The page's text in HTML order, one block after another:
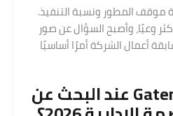
موقف المطور ونسبة التنفيذ.
أكثر وعيًا، وأصبح السؤال عن صور
أعمال الشركة أمرًا أساسيًا
لماذا تختار Gatemasr عند البحث عن